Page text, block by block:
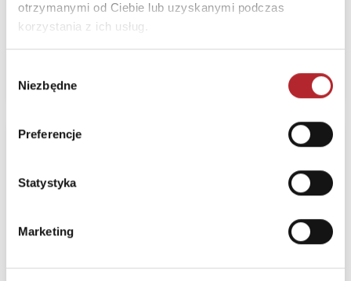
otrzymanymi od Ciebie lub uzyskanymi podczas
korzystania z ich usług.
zgody
Niezbędne
Preferencje
Statystyka
Marketing
Sugerowana cena detaliczna
Playmobil Wiking z